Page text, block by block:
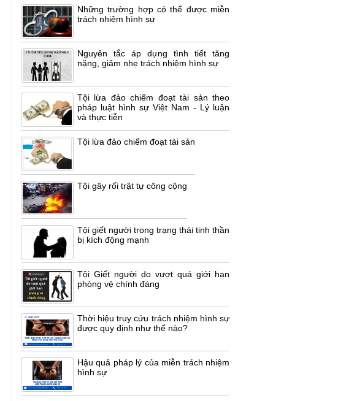
Những trường hợp có thể được miễn
trách nhiệm hình sự
Nguyên tắc áp dụng tình tiết tăng
nặng, giảm nhẹ trách nhiệm hình sự
Tội lừa đảo chiếm đoạt tài sản theo
pháp luật hình sự Việt Nam - Lý luận
và thực tiễn
Tội lừa đảo chiếm đoạt tài sản
Tội gây rối trật tự công cộng
Tội giết người trong trạng thái tinh thần
bị kích động mạnh
Tội Giết người do vượt quá giới hạn
phòng vệ chính đáng
Thời hiệu truy cứu trách nhiệm hình sự
được quy định như thế nào?
Hậu quả pháp lý của miễn trách nhiệm
hình sự